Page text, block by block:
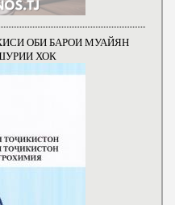
ОБИ БАРОИ МУАЙЯН
ХОК